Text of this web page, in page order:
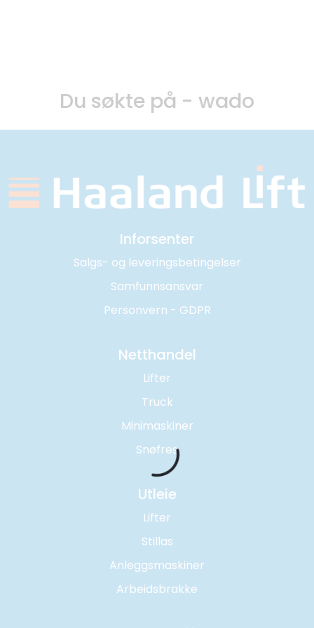
Du søkte på - wado
Inforsenter
Salgs- og leveringsbetingelser
Samfunnsansvar
Personvern - GDPR
Netthandel
Lifter
Truck
Minimaskiner
Snøfres
Utleie
Lifter
Stillas
Anleggsmaskiner
Arbeidsbrakke
TJENESTER